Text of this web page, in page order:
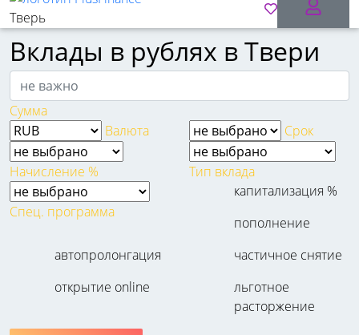
Тверь
Вклады в рублях в Твери
Сумма
Валюта
Срок
Начисление % Тип вклада
Спец. программа
капитализация %
пополнение
автопролонгация
открытие online
частичное снятие
льготное
расторжение